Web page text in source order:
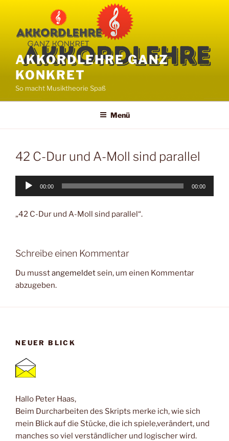
springen
AKKORDLEHRE GANZ
KONKRET
So macht Musiktheorie Spaß
Menü
42 C-Dur und A-Moll sind parallel
Audio-
00:00 00:00
„42 C-Dur und A-Moll sind parallel“.
Schreibe einen Kommentar
Du musstangemeldetsein, um einen Kommentar
abzugeben.
NEUER BLICK
Hallo Peter Haas,
Beim Durcharbeiten des Skripts merke ich, wie sich
mein Blick auf die Stücke, die ich spiele,verändert, und
manches so viel verständlicher und logischer wird.